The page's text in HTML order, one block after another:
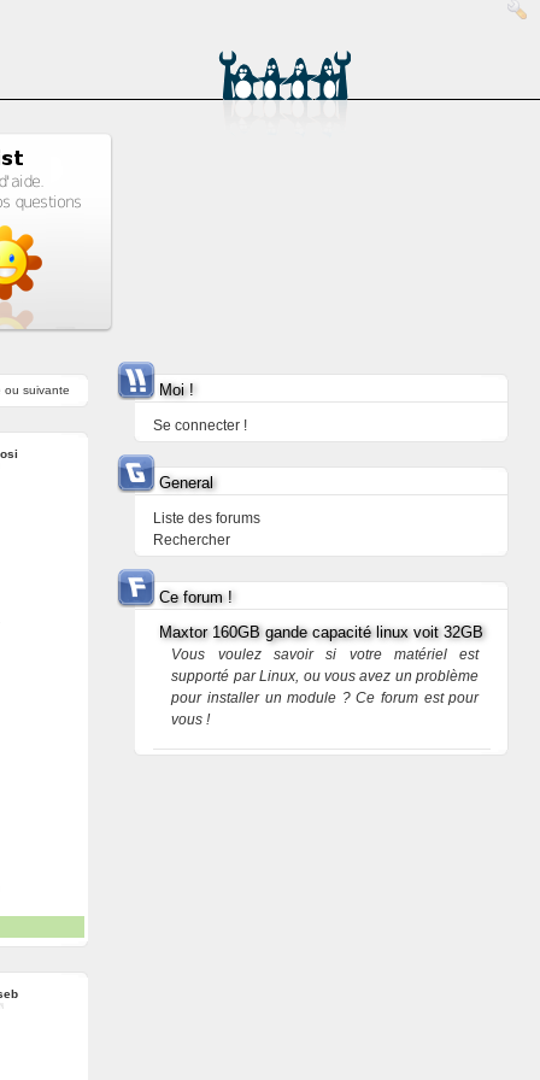
ou suivante Moi !
Se connecter !
General
Liste des forums
Rechercher
Ce forum !
Maxtor 160GB gande capacité linux voit 32GB
Vous voulez savoir si votre matériel est
supporté par Linux, ou vous avez un problème
pour installer un module ? Ce forum est pour
vous !